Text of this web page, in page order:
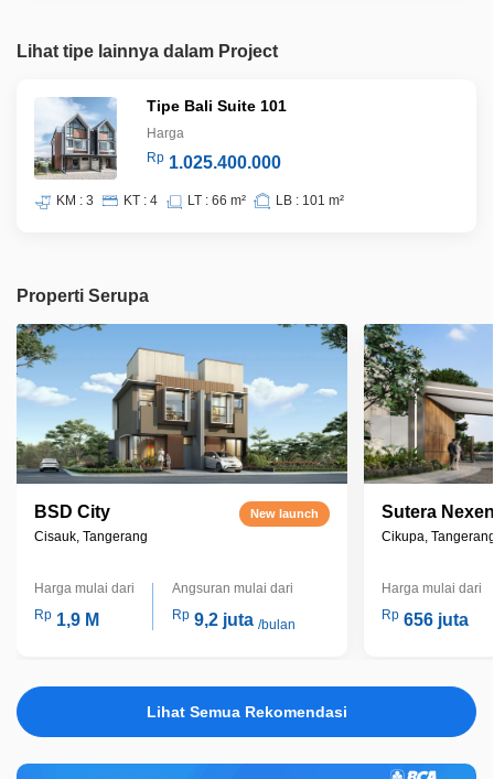
Lihat tipe lainnya dalam Project
Tipe Bali Suite 101
Harga
Rp 1.025.400.000
KM : 3 KT : 4 LT : 66 m² LB : 101 m²
Properti Serupa
BSD City
Cisauk, Tangerang
New launch
Harga mulai dari
Rp 1,9 M
Angsuran mulai dari
Rp 9,2 juta /bulan
Sutera Nexen
Cikupa,
Harga mulai dari
Rp 656 juta
Lihat Semua Rekomendasi